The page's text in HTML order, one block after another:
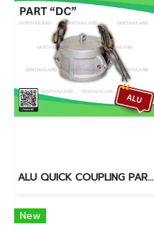
ALU QUICK COUPLING PART "DC" SIZE : 6"
New